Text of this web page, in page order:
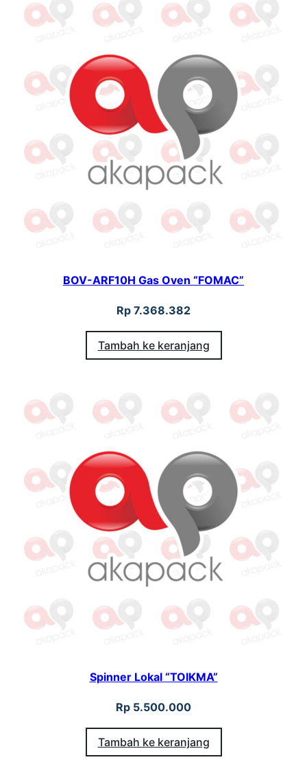
BOV-ARF10H Gas Oven “FOMAC”
Rp 7.368.382
Tambah ke keranjang
Spinner Lokal “TOIKMA”
Rp 5.500.000
Tambah ke keranjang